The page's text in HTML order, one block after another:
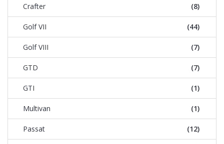
Crafter (8)
Golf VII (44)
Golf VIII (7)
GTD (7)
GTI (1)
Multivan (1)
Passat (12)